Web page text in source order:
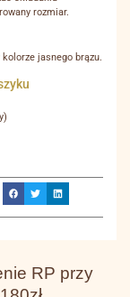
rozmiar.
jasnego brązu.
RP przy